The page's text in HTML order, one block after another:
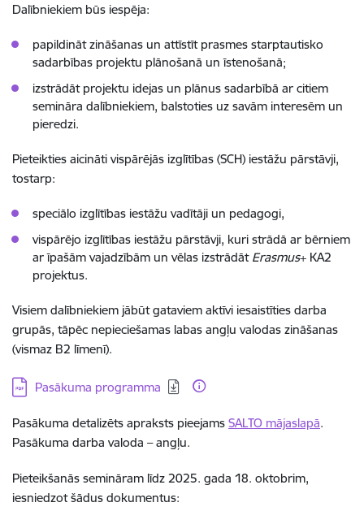
Dalībniekiem būs iespēja:
papildināt zināšanas un attīstīt prasmes starptautisko
sadarbības projektu plānošanā un īstenošanā;
izstrādāt projektu idejas un plānus sadarbībā ar citiem
semināra dalībniekiem, balstoties uz savām interesēm un
pieredzi.
Pieteikties aicināti vispārējās izglītības (SCH) iestāžu pārstāvji,
tostarp:
speciālo izglītības iestāžu vadītāji un pedagogi,
vispārējo izglītības iestāžu pārstāvji, kuri strādā ar bērniem
ar īpašām vajadzībām un vēlas izstrādāt Erasmus+ KA2
projektus.
Visiem dalībniekiem jābūt gataviem aktīvi iesaistīties darba
grupās, tāpēc nepieciešamas labas angļu valodas zināšanas
(vismaz B2 līmenī).
Lejupielādēt:
Pasākuma programma
Pasākuma detalizēts apraksts pieejams SALTO mājaslapā.
Pasākuma darba valoda – angļu.
Pieteikšanās semināram līdz 2025. gada 18. oktobrim,
iesniedzot šādus dokumentus: